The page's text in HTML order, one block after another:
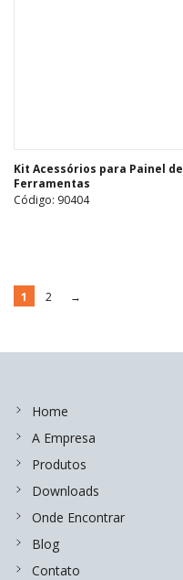
Kit Acessórios para Painel de
Ferramentas
Código: 90404
1 2 →
Home
A Empresa
Produtos
Downloads
Onde Encontrar
Blog
Contato